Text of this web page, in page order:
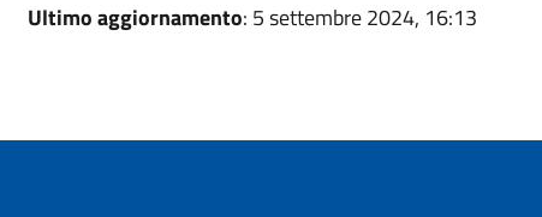
Ultimo aggiornamento: 5 settembre 2024, 16:13